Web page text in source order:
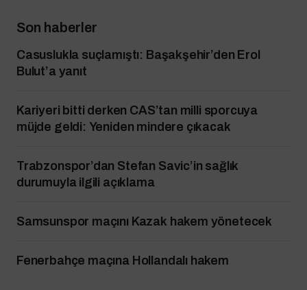
Son haberler
Casuslukla suçlamıştı: Başakşehir’den Erol
Bulut’a yanıt
Kariyeri bitti derken CAS’tan milli sporcuya
müjde geldi: Yeniden mindere çıkacak
Trabzonspor’dan Stefan Savic’in sağlık
durumuyla ilgili açıklama
Samsunspor maçını Kazak hakem yönetecek
Fenerbahçe maçına Hollandalı hakem